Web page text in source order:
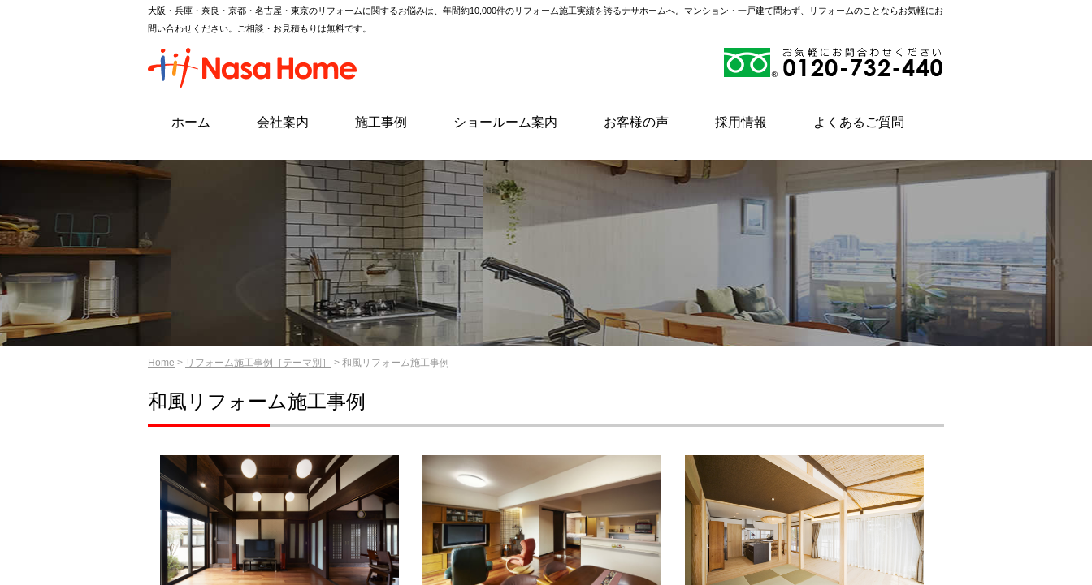
大阪・兵庫・奈良・京都・名古屋・東京のリフォームに関するお悩みは、年間約10,000件のリフォーム施工実績を誇るナサホームへ。マンション・一戸建て問わず、リフォームのことならお気軽にお
問い合わせください。ご相談・お見積もりは無料です。
ホーム 会社案内 施工事例 ショールーム案内 お客様の声 採用情報 よくあるご質問
Home > リフォーム施工事例［テーマ別］ > 和風リフォーム施工事例
和風リフォーム施工事例